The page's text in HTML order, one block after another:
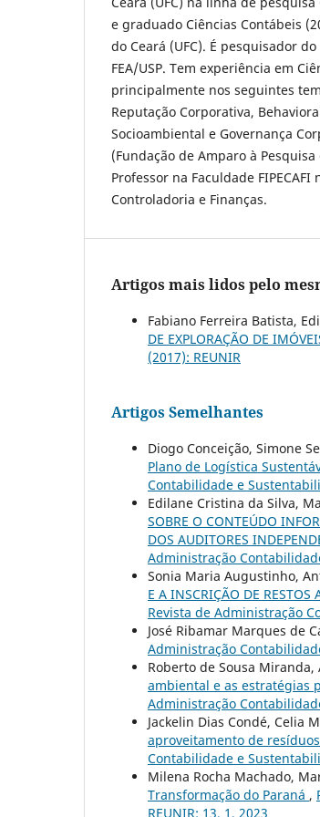
e graduado Ciências Contábeis
do Ceará (UFC). É pesquisador
FEA/USP. Tem experiência em
principalmente nos seguintes
Reputação Corporativa,
Socioambiental e Governança
(Fundação de Amparo à Pesquisa
Professor na Faculdade
Controladoria e Finanças.
Artigos mais lidos pelo
Fabiano Ferreira Batista,
DE EXPLORAÇÃO DE
(2017): REUNIR
Artigos Semelhantes
Diogo Conceição, Simone
Plano de Logística
Contabilidade e
Edilane Cristina da Silva,
SOBRE O CONTEÚDO
DOS AUDITORES
Administração
Sonia Maria Augustinho,
E A INSCRIÇÃO DE RESTOS
Revista de Administração
José Ribamar Marques de
Administração
Roberto de Sousa
ambiental e as estratégias
Administração
Jackelin Dias Condé, Celia
aproveitamento de
Contabilidade e
Milena Rocha Machado,
Transformação do Paraná ,
REUNIR: 13, 1, 2023